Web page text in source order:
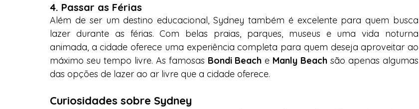
4. Passar as Férias
Além de ser um destino educacional, Sydney também é excelente para quem busca
lazer durante as férias. Com belas praias, parques, museus e uma vida noturna
animada, a cidade oferece uma experiência completa para quem deseja aproveitar ao
máximo seu tempo livre. As famosas Bondi Beach e Manly Beach são apenas algumas
das opções de lazer ao ar livre que a cidade oferece.
Curiosidades sobre Sydney